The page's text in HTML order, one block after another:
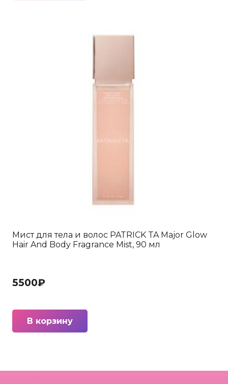
Мист для тела и волос PATRICK TA Major Glow
Hair And Body Fragrance Mist, 90 мл
5500₽
В корзину